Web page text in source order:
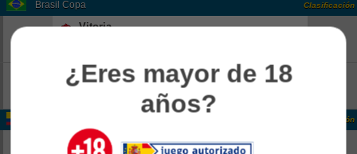
Brasil Copa Clasificación
18:00
Vitoria
-
Corinthians
Clasificación
Real CUndinamarca
¿Eres mayor de 18
años?